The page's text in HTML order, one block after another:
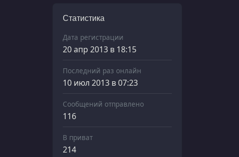
Статистика
Дата регистрации
20 апр 2013 в 18:15
Последний раз онлайн
10 июл 2013 в 07:23
Сообщений отправлено
116
В приват
214